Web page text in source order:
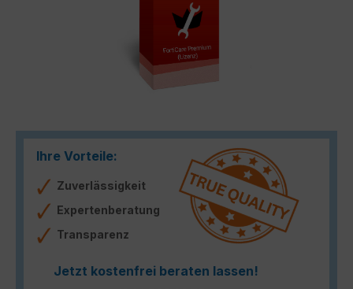
Ihre Vorteile:
Zuverlässigkeit
Expertenberatung
Transparenz
Jetzt kostenfrei beraten lassen!